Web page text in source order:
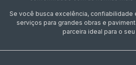
Se você busca excelência, confiabilidade
serviços para grandes obras e
parceira ideal para o